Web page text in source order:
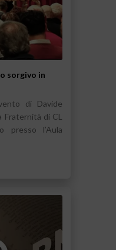
sorgivo in
di Davide
Fraternità di CL
presso l’Aula